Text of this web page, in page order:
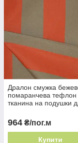
Дралон смужка
помаранчева тефлон
тканина на подушки
чохлів на садові
964 ₴/пог.м
Купити